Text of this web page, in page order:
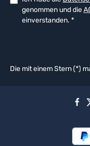
genommen und die
einverstanden. *
Die mit einem Stern (*)